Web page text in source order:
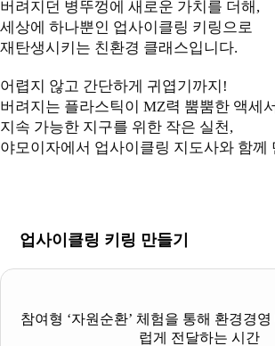
버려지던 병뚜껑에 새로운 가치를 더해,
세상에 하나뿐인 업사이클링 키링으로
재탄생시키는 친환경 클래스입니다.
어렵지 않고 간단하게 귀엽기까지!
버려지는 플라스틱이 MZ력 뿜뿜한 액세
지속 가능한 지구를 위한 작은 실천,
야모이자에서 업사이클링 지도사와 함께
업사이클링 키링 만들기
참여형 ‘자원순환’ 체험을 통해 환경경
럽게 전달하는 시간